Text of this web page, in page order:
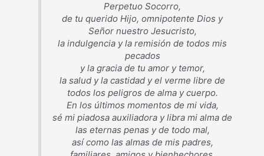
Perpetuo Socorro,
de tu querido Hijo, omnipotente Dios y
Señor nuestro Jesucristo,
la indulgencia y la remisión de todos mis
pecados
y la gracia de tu amor y temor,
la salud y la castidad y el verme libre de
todos los peligros de alma y cuerpo.
En los últimos momentos de mi vida,
sé mi piadosa auxiliadora y libra mi alma de
las eternas penas y de todo mal,
así como las almas de mis padres,